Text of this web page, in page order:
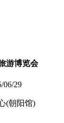
游博览会
06/29
(朝阳馆)